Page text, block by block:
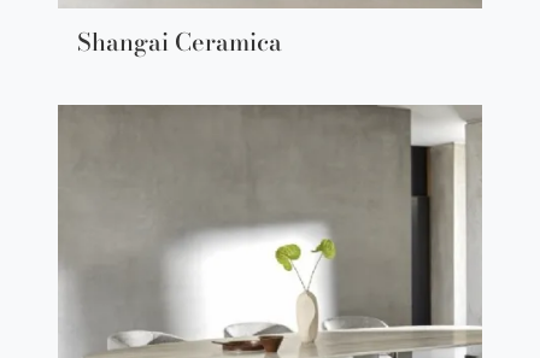
Shangai Ceramica